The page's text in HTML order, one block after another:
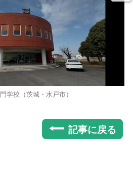
学校（茨城・水戸市）
記事に戻る